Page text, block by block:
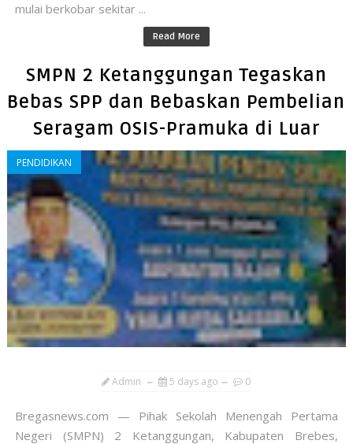
mulai berkobar sekitar ...
Read More
SMPN 2 Ketanggungan Tegaskan
Bebas SPP dan Bebaskan Pembelian
Seragam OSIS-Pramuka di Luar
PENDIDIKAN
Admin 5 days ago 0
​Bregasnews.com — Pihak Sekolah Menengah Pertama
Negeri (SMPN) 2 Ketanggungan, Kabupaten Brebes,